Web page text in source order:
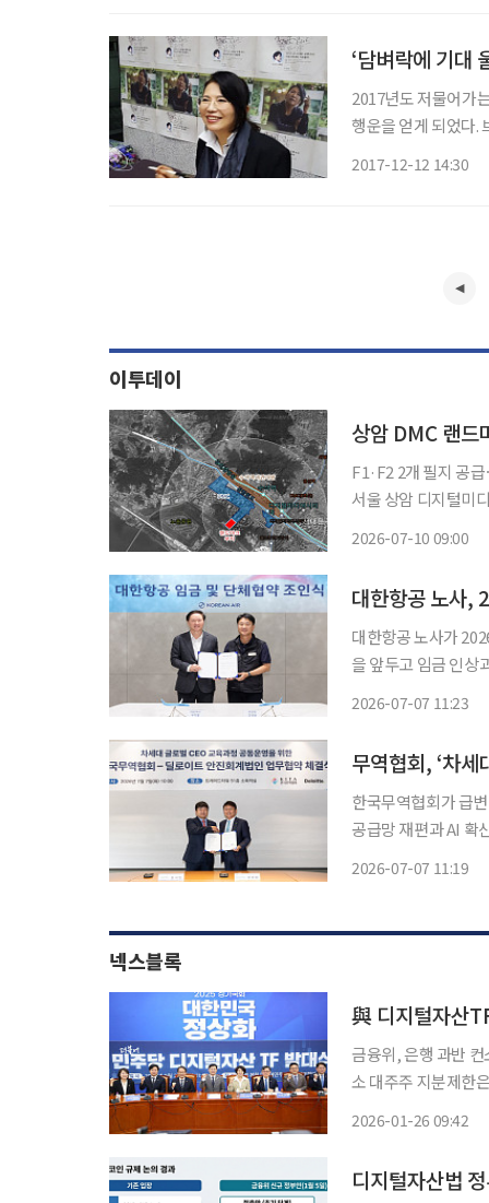
‘담벼락에 기대
2017년도 저물어가
행운을 얻게 되었다.
2017-12-12 14:30
이투데이
상암 DMC 랜드
F1·F2 2개 필지 공
서울 상암 디지털미
2026-07-10 09:00
대한항공 노사가
을 앞두고 임금 인상
2026-07-07 11:23
무역협회, ‘차
한국무역협회가 급
공급망 재편과 AI 확
2026-07-07 11:19
넥스블록
與 디지털자산
금융위, 은행 과반
소 대주주 지분제한은
2026-01-26 09:42